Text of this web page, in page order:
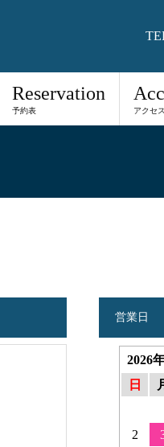
Reservation
予約表 アクセス
営業日
2026
日
2